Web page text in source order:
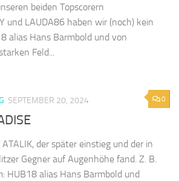
beiden Topscorern
und LAUDA86 haben wir (noch) kein
alias Hans Barmbold und von
Feld...
0
SEPTEMBER 20, 2024
der später einstieg und der in
Gegner auf Augenhöhe fand. Z. B.
HUB18 alias Hans Barmbold und